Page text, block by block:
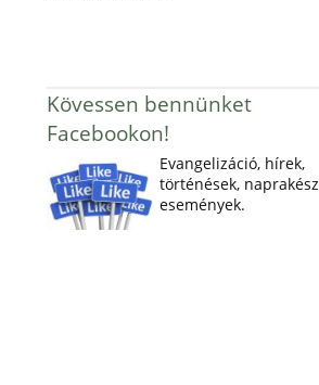
Kövessen bennünket
Facebookon!
Evangelizáció, hírek,
történések, naprakész
események.